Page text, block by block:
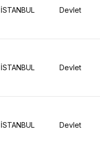
İSTANBUL Devlet
İSTANBUL Devlet
İSTANBUL Devlet